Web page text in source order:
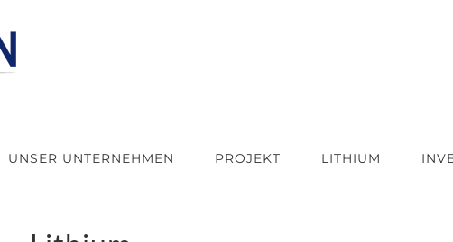
UNSER UNTERNEHMEN PROJEKT LITHIUM